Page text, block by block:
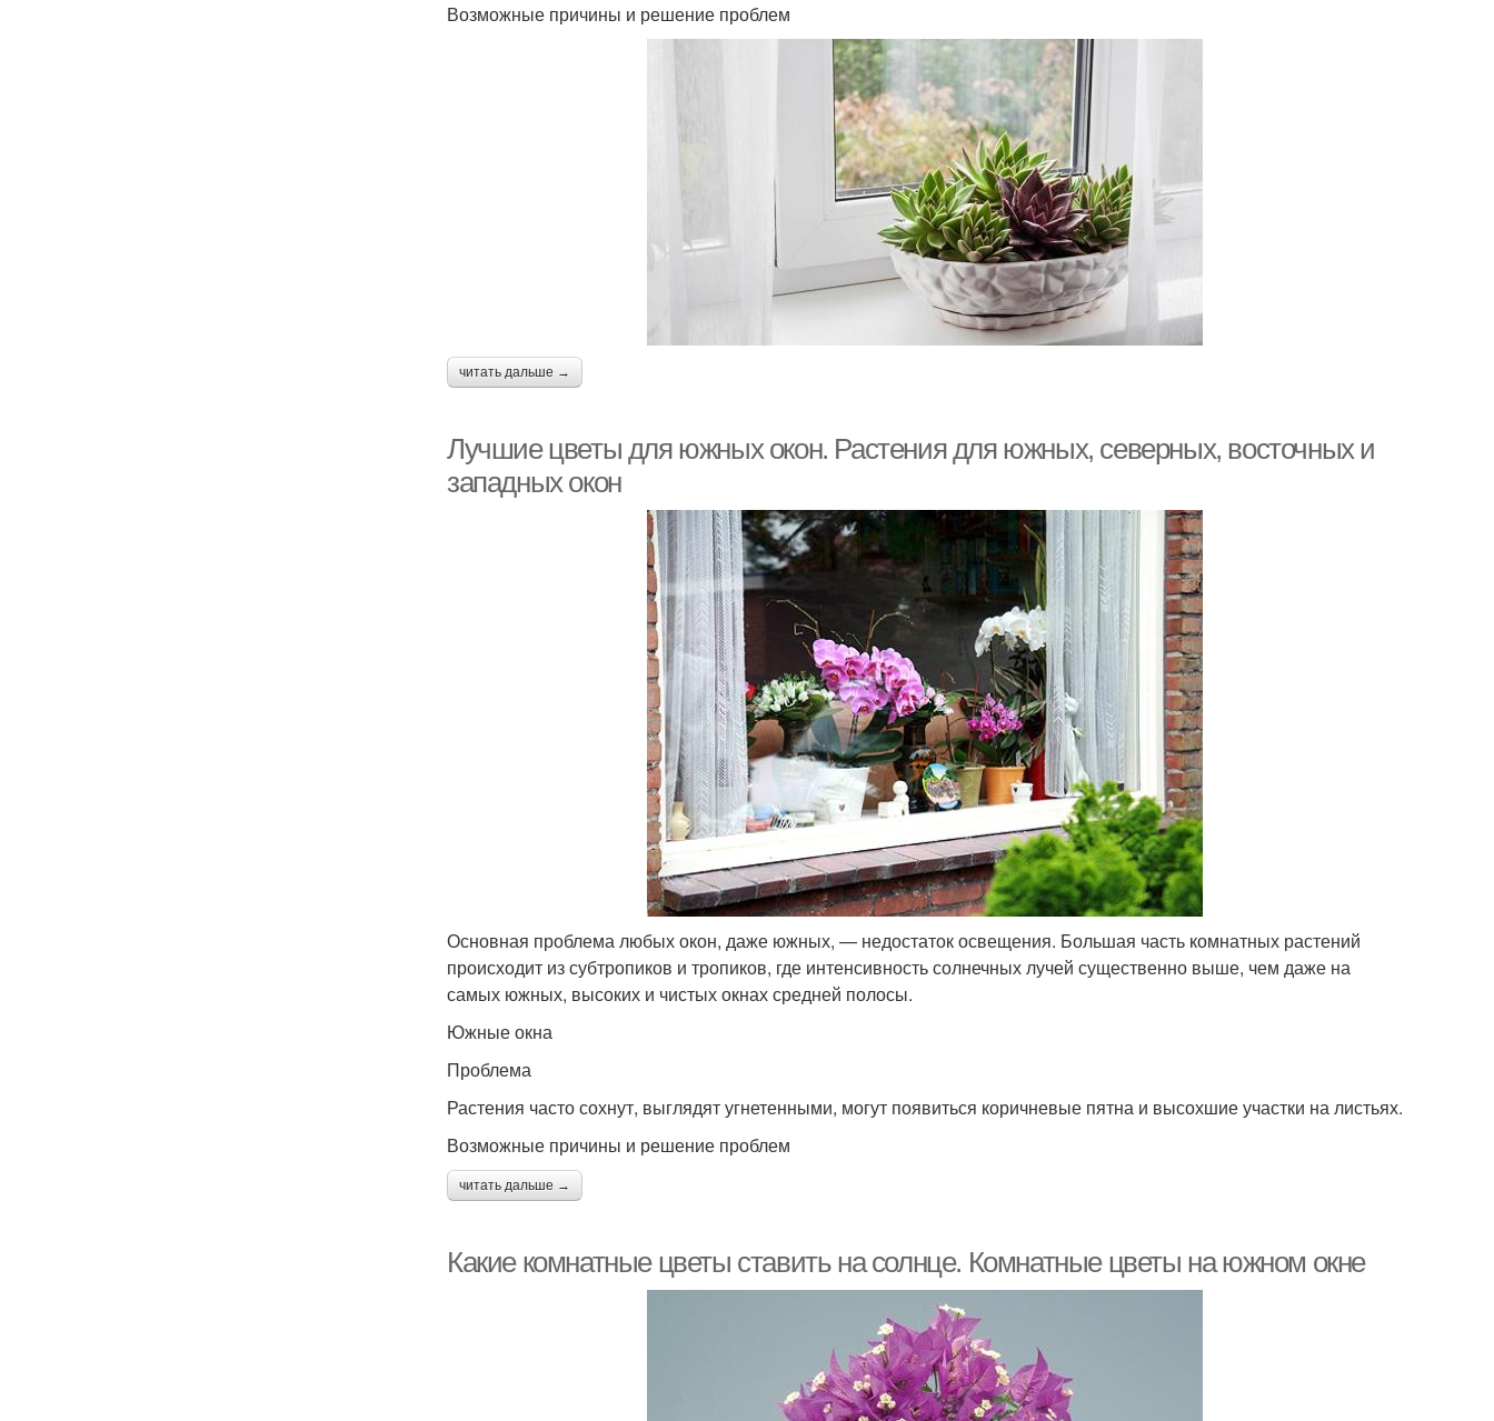
Возможные причины и решение проблем
читать дальше →
Лучшие цветы для южных окон. Растения для южных, северных, восточных и
западных окон
Основная проблема любых окон, даже южных, — недостаток освещения. Большая часть комнатных растений
происходит из субтропиков и тропиков, где интенсивность солнечных лучей существенно выше, чем даже на
самых южных, высоких и чистых окнах средней полосы.
Южные окна
Проблема
Растения часто сохнут, выглядят угнетенными, могут появиться коричневые пятна и высохшие участки на листьях.
Возможные причины и решение проблем
читать дальше →
Какие комнатные цветы ставить на солнце. Комнатные цветы на южном окне